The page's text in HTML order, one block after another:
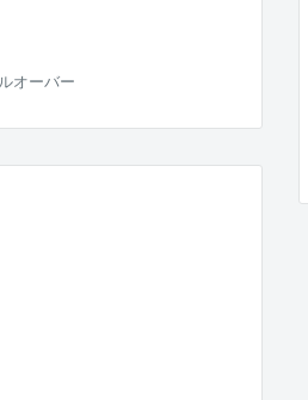
オーバー